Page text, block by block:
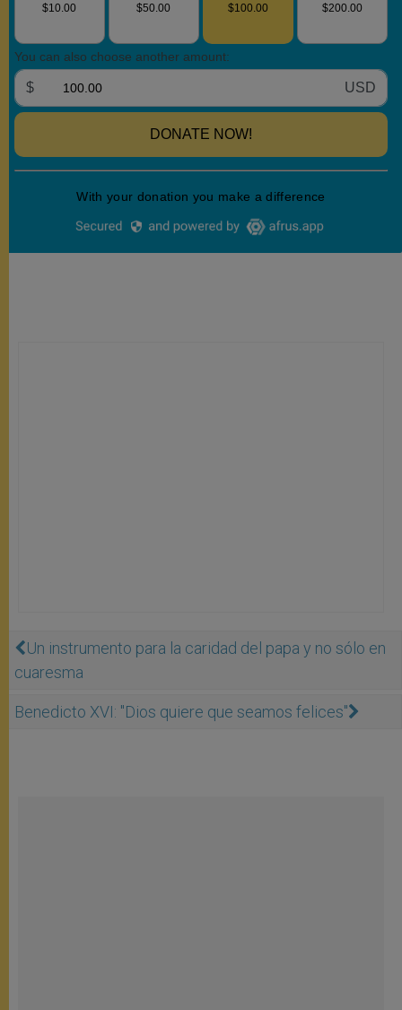
Un instrumento para la caridad del papa y no sólo en
cuaresma
Benedicto XVI: "Dios quiere que seamos felices"